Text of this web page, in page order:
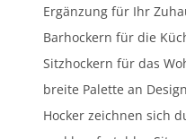
Ergänzung für Ihr
Barhockern für die
Sitzhockern für das
breite Palette an
Hocker zeichnen sich